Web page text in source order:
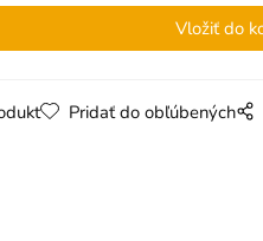
Pridať do obľúbených